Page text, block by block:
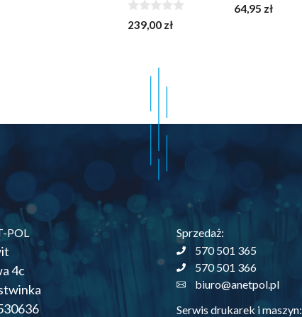
0
z
239,00 zł
0
z
64,95 zł
POL
4c
Sprzedaż:
570 501 365
570 501 366
biuro@anetpol.pl
Serwis drukarek i maszyn: